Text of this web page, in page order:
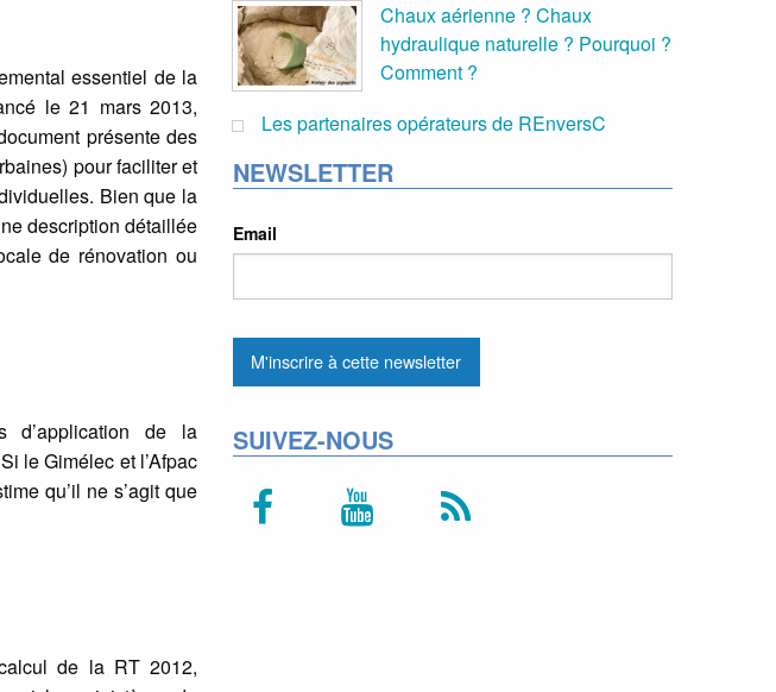
essentiel de la
le 21 mars 2013,
présente des
pour faciliter et
Bien que la
description détaillée
de rénovation ou
d’application de la
le Gimélec et l’Afpac
qu’il ne s’agit que
de la RT 2012,
Chaux aérienne ? Chaux
hydraulique naturelle ? Pourquoi ?
Comment ?
Les partenaires opérateurs de REnversC
NEWSLETTER
Email
SUIVEZ-NOUS